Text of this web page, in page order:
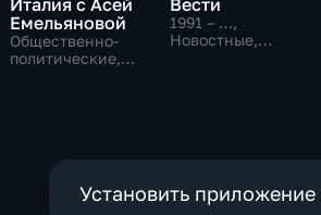
Емельяновой
Общественно-
политические,
1991 – …,
Новостные,
Установить